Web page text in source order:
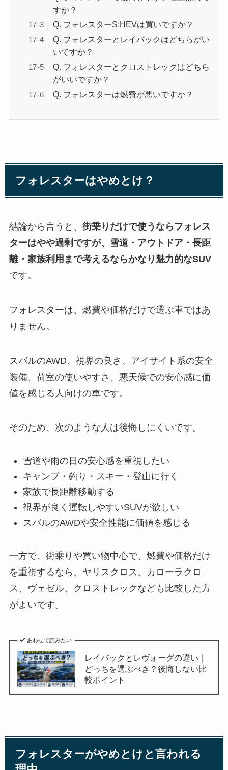
すか？
Q. フォレスターS:HEVは買いですか？
Q. フォレスターとレイバックはどちらがい
いですか？
Q. フォレスターとクロストレックはどちら
がいいですか？
Q. フォレスターは燃費が悪いですか？
フォレスターはやめとけ？
結論から言うと、 街乗りだけで使うならフォレス
ターはやや過剰ですが、雪道・アウトドア・長距
離・家族利用まで考えるならかなり魅力的なSUV
です。
フォレスターは、燃費や価格だけで選ぶ車ではあ
りません。
スバルのAWD、視界の良さ、アイサイト系の安全
装備、荷室の使いやすさ、悪天候での安心感に価
値を感じる人向けの車です。
そのため、次のような人は後悔しにくいです。
雪道や雨の日の安心感を重視したい
キャンプ・釣り・スキー・登山に行く
家族で長距離移動する
視界が良く運転しやすいSUVが欲しい
スバルのAWDや安全性能に価値を感じる
一方で、街乗りや買い物中心で、燃費や価格だけ
を重視するなら、ヤリスクロス、カローラクロ
ス、ヴェゼル、クロストレックなども比較した方
がよいです。
あわせて読みたい
レイバックとレヴォーグの違い｜
どっちを選ぶべき？後悔しない比
較ポイント
フォレスターがやめとけと言われる